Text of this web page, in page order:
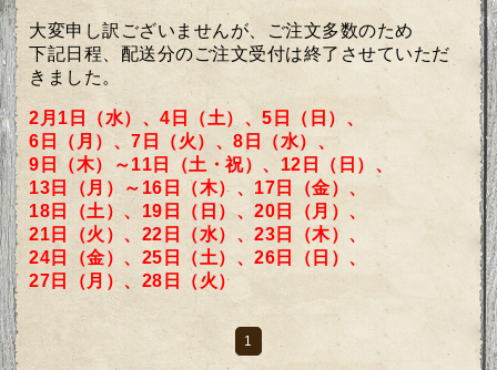
大変申し訳ございませんが、ご注文多数のため
下記日程、配送分のご注文受付は終了させていただ
きました。
2月1日（水）、4日（土）、5日（日）、
6日（月）、7日（火）、8日（水）、
9日（木）～11日（土・祝）、12日（日）、
13日（月）～16日（木）、17日（金）、
18日（土）、 19日（日）、20日（月）、
21日（火）、22日（水）、23日（木）、
24日（金）、25日（土）、26日（日）、
27日（月）、 28日（火）
1